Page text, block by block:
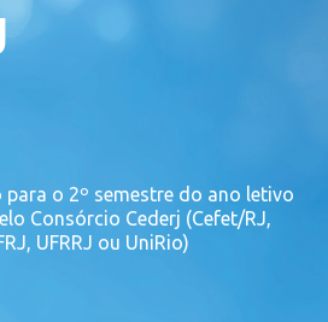
o 2º semestre do ano letivo
Consórcio Cederj (Cefet/RJ,
UFRRJ ou UniRio)